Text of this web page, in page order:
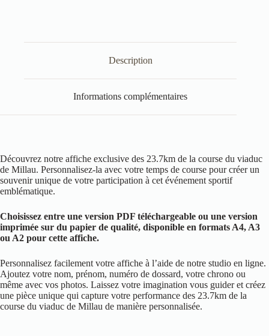
Description
Informations complémentaires
Découvrez notre affiche exclusive des 23.7km de la course du viaduc
de Millau. Personnalisez-la avec votre temps de course pour créer un
souvenir unique de votre participation à cet événement sportif
emblématique.
Choisissez entre une version PDF téléchargeable ou une version
imprimée sur du papier de qualité, disponible en formats A4, A3
ou A2 pour cette affiche.
Personnalisez facilement votre affiche à l’aide de notre studio en ligne.
Ajoutez votre nom, prénom, numéro de dossard, votre chrono ou
même avec vos photos. Laissez votre imagination vous guider et créez
une pièce unique qui capture votre performance des 23.7km de la
course du viaduc de Millau de manière personnalisée.